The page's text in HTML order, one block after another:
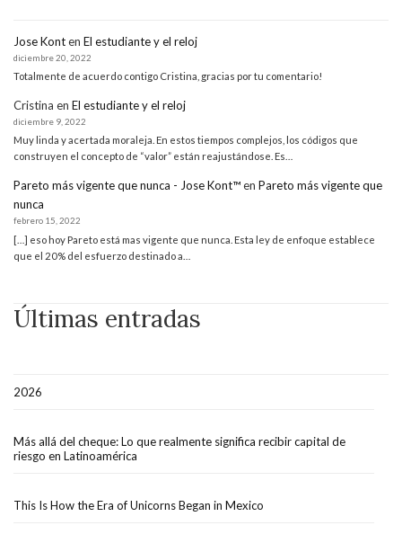
Jose Konten El estudiante y el reloj
diciembre 20, 2022
Totalmente de acuerdo contigo Cristina, gracias por tu comentario!
Cristina en El estudiante y el reloj
diciembre 9, 2022
Muy linda y acertada moraleja. En estos tiempos complejos, los códigos que
construyen el concepto de “valor” están reajustándose. Es…
Pareto más vigente que nunca - Jose Kont™en Pareto más vigente que
nunca
febrero 15, 2022
[…] eso hoy Pareto está mas vigente que nunca. Esta ley de enfoque establece
que el 20% del esfuerzo destinado a…
Últimas entradas
2026
Más allá del cheque: Lo que realmente significa recibir capital de
riesgo en Latinoamérica
This Is How the Era of Unicorns Began in Mexico